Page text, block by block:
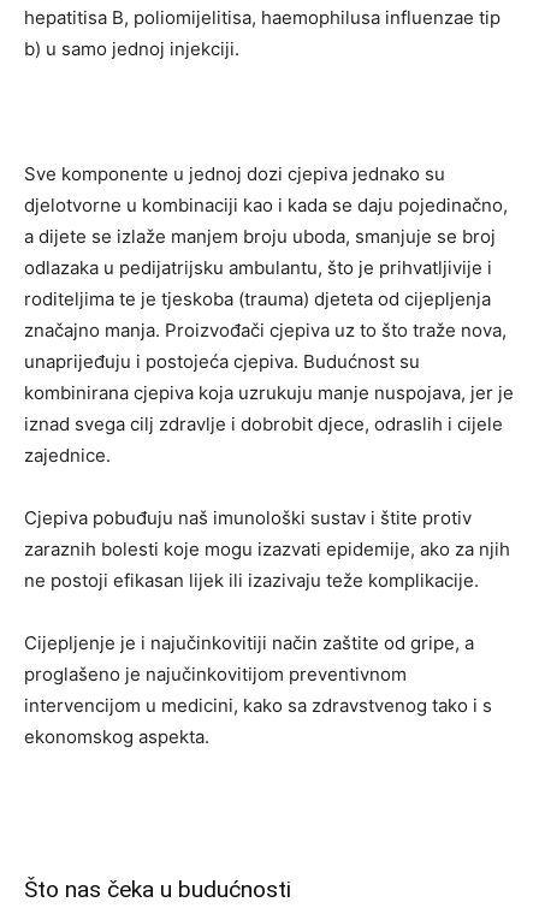
hepatitisa B, poliomijelitisa, haemophilusa influenzae tip
b) u samo jednoj injekciji.
Sve komponente u jednoj dozi cjepiva jednako su
djelotvorne u kombinaciji kao i kada se daju pojedinačno,
a dijete se izlaže manjem broju uboda, smanjuje se broj
odlazaka u pedijatrijsku ambulantu, što je prihvatljivije i
roditeljima te je tjeskoba (trauma) djeteta od cijepljenja
značajno manja. Proizvođači cjepiva uz to što traže nova,
unaprijeđuju i postojeća cjepiva. Budućnost su
kombinirana cjepiva koja uzrukuju manje nuspojava, jer je
iznad svega cilj zdravlje i dobrobit djece, odraslih i cijele
zajednice.
Cjepiva pobuđuju naš imunološki sustav i štite protiv
zaraznih bolesti koje mogu izazvati epidemije, ako za njih
ne postoji efikasan lijek ili izazivaju teže komplikacije.
Cijepljenje je i najučinkovitiji način zaštite od gripe, a
proglašeno je najučinkovitijom preventivnom
intervencijom u medicini, kako sa zdravstvenog tako i s
ekonomskog aspekta.
Što nas čeka u budućnosti